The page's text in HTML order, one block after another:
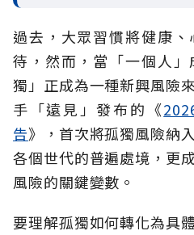
過去，大眾習慣將健康
待，然而，當「一個人
獨」正成為一種新興風險
手「遠見」發布的《
告》，首次將孤獨風險納
各個世代的普遍處境，更
風險的關鍵變數。
要理解孤獨如何轉化為具